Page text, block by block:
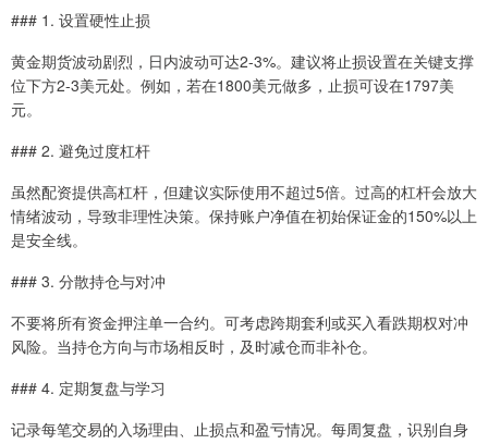
### 1. 设置硬性止损
黄金期货波动剧烈，日内波动可达2-3%。建议将止损设置在关键支撑
位下方2-3美元处。例如，若在1800美元做多，止损可设在1797美
元。
### 2. 避免过度杠杆
虽然配资提供高杠杆，但建议实际使用不超过5倍。过高的杠杆会放大
情绪波动，导致非理性决策。保持账户净值在初始保证金的150%以上
是安全线。
### 3. 分散持仓与对冲
不要将所有资金押注单一合约。可考虑跨期套利或买入看跌期权对冲
风险。当持仓方向与市场相反时，及时减仓而非补仓。
### 4. 定期复盘与学习
记录每笔交易的入场理由、止损点和盈亏情况。每周复盘，识别自身